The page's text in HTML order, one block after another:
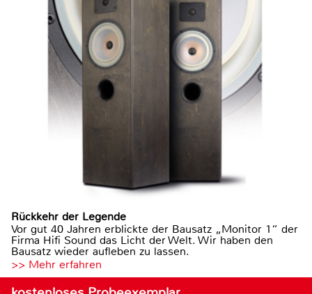
Rückkehr der Legende
Vor gut 40 Jahren erblickte der Bausatz „Monitor 1“ der
Firma Hifi Sound das Licht der Welt. Wir haben den
Bausatz wieder aufleben zu lassen.
>> Mehr erfahren